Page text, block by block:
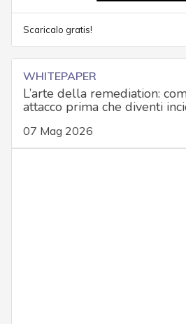
Scaricalo gratis!
WHITEPAPER
L’arte della remediation:
attacco prima che diventi
07 Mag 2026